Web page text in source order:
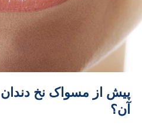
پیش از مسواک نخ
آن؟